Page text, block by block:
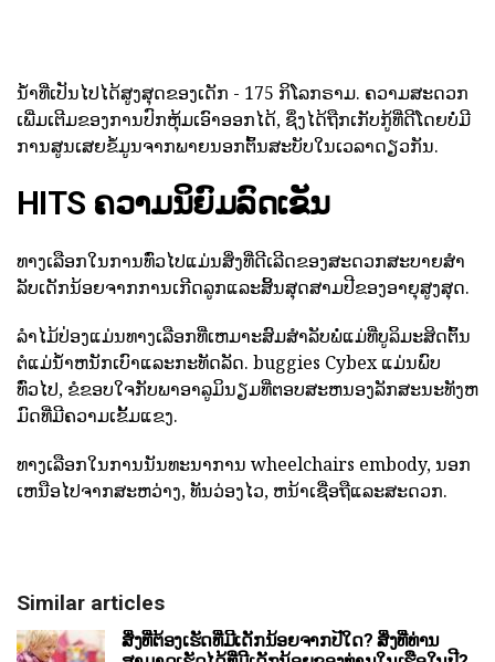
ນ້ໍາທີ່ເປັນໄປໄດ້ສູງສຸດຂອງເດັກ - 175 ກິໂລກຣາມ. ຄວາມສະດວກ
ເພີ່ມເຕີມຂອງການປົກຫຸ້ມເອົາອອກໄດ້, ຊຶ່ງໄດ້ຖືກເກັບກູ້ທີ່ດີໂດຍບໍ່ມີ
ການສູນເສຍຂໍ້ມູນຈາກພາຍນອກຕົ້ນສະບັບໃນເວລາດຽວກັນ.
HITS ຄວາມນິຍົມລົດເຂັນ
ທາງເລືອກໃນການທົ່ວໄປແມ່ນສິ່ງທີ່ດີເລີດຂອງສະດວກສະບາຍສໍາ
ລັບເດັກນ້ອຍຈາກການເກີດລູກແລະສິ້ນສຸດສາມປີຂອງອາຍຸສູງສຸດ.
ລໍາໄມ້ປ່ອງແມ່ນທາງເລືອກທີ່ເຫມາະສົມສໍາລັບພໍ່ແມ່ທີ່ບູລິມະສິດຕົ້ນ
ຕໍແມ່ນ້ໍາຫນັກເບົາແລະກະທັດລັດ. buggies Cybex ແມ່ນພົບ
ທົ່ວໄປ, ຂໍຂອບໃຈກັບພາອາລູມິນຽມທີ່ຕອບສະຫນອງລັກສະນະທັງຫ
ມົດທີ່ມີຄວາມເຂັ້ມແຂງ.
ທາງເລືອກໃນການນັນທະນາການ wheelchairs embody, ນອກ
ເຫນືອໄປຈາກສະຫວ່າງ, ທັນວ່ອງໄວ, ຫນ້າເຊື່ອຖືແລະສະດວກ.
Similar articles
ສິ່ງທີ່ຕ້ອງເຮັດທີ່ມີເດັກນ້ອຍຈາກປີໃດ? ສິ່ງທີ່ທ່ານ